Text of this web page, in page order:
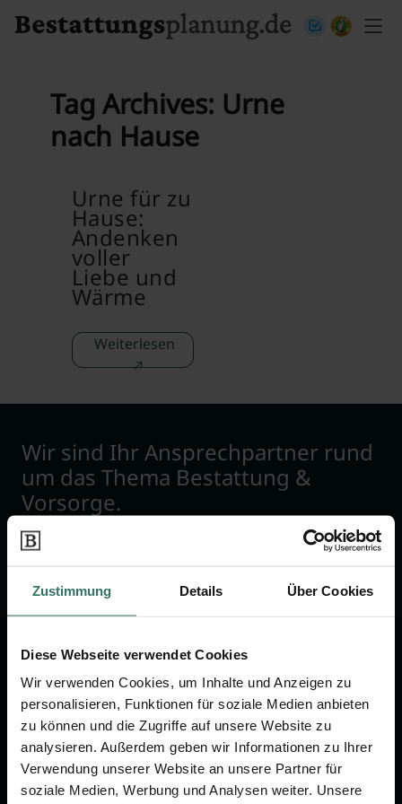
Zustimmung Details Über Cookies
Diese Webseite verwendet Cookies
Wir verwenden Cookies, um Inhalte und Anzeigen zu
personalisieren, Funktionen für soziale Medien anbieten
zu können und die Zugriffe auf unsere Website zu
analysieren. Außerdem geben wir Informationen zu Ihrer
Verwendung unserer Website an unsere Partner für
soziale Medien, Werbung und Analysen weiter. Unsere
Tag Archives: Urne
nach Hause
Urne für zu
Hause:
Andenken
voller
Liebe und
Wärme
Weiterlesen
Wir sind Ihr Ansprechpartner rund
um das Thema Bestattung &
Vorsorge.
Vergleich
Ratgeber
Verzeichnis
Wissenswertes
Über uns
Online-Portal
Kostenlos registrieren